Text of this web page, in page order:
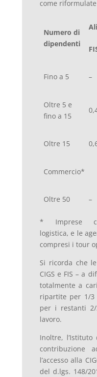
come
Numero di
dipendenti
Fino a 5 –
Oltre 5 e
fino a 15
Oltre 15
Commercio*
Oltre 50 –
* Imprese
logistica, e le
compresi i tour
Si ricorda che
CIGS e FIS – a
totalmente a
ripartite per 1/3
per i restanti
lavoro.
Inoltre, l’Istituto
contribuzione
l’accesso alla
del d.lgs. 148/